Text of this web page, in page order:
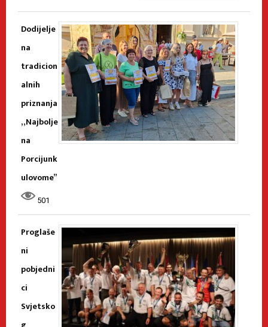
Dodijelje
na
tradicion
alnih
priznanja
„Najbolje
na
Porcijunk
ulovome”
501
Proglaše
ni
pobjedni
ci
Svjetsko